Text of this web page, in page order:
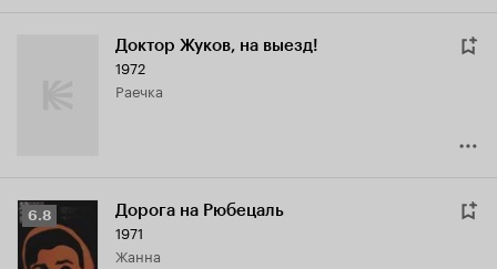
Доктор Жуков, на выезд!
1972
Раечка
Рейтинг
Кинопоиска
6.8
6.8 Дорога на Рюбецаль
1971
Жанна